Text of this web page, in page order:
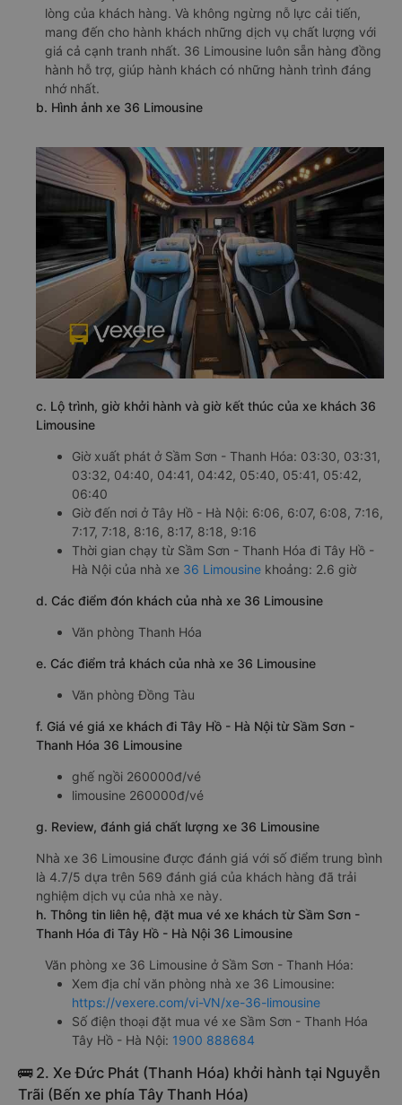
lòng của khách hàng. Và không ngừng nỗ lực cải tiến,
mang đến cho hành khách những dịch vụ chất lượng với
giá cả cạnh tranh nhất. 36 Limousine luôn sẵn hàng đồng
hành hỗ trợ, giúp hành khách có những hành trình đáng
nhớ nhất.
b. Hình ảnh xe 36 Limousine
c. Lộ trình, giờ khởi hành và giờ kết thúc của xe khách 36
Limousine
Giờ xuất phát ở Sầm Sơn - Thanh Hóa: 03:30, 03:31,
03:32, 04:40, 04:41, 04:42, 05:40, 05:41, 05:42,
06:40
Giờ đến nơi ở Tây Hồ - Hà Nội: 6:06, 6:07, 6:08, 7:16,
7:17, 7:18, 8:16, 8:17, 8:18, 9:16
Thời gian chạy từ Sầm Sơn - Thanh Hóa đi Tây Hồ -
Hà Nội của nhà xe 36 Limousine khoảng: 2.6 giờ
d. Các điểm đón khách của nhà xe 36 Limousine
Văn phòng Thanh Hóa
e. Các điểm trả khách của nhà xe 36 Limousine
Văn phòng Đồng Tàu
f. Giá vé giá xe khách đi Tây Hồ - Hà Nội từ Sầm Sơn -
Thanh Hóa 36 Limousine
ghế ngồi 260000đ/vé
limousine 260000đ/vé
g. Review, đánh giá chất lượng xe 36 Limousine
Nhà xe 36 Limousine được đánh giá với số điểm trung bình
là 4.7/5 dựa trên 569 đánh giá của khách hàng đã trải
nghiệm dịch vụ của nhà xe này.
h. Thông tin liên hệ, đặt mua vé xe khách từ Sầm Sơn -
Thanh Hóa đi Tây Hồ - Hà Nội 36 Limousine
Văn phòng xe 36 Limousine ở Sầm Sơn - Thanh Hóa:
Xem địa chỉ văn phòng nhà xe 36 Limousine:
https://vexere.com/vi-VN/xe-36-limousine
Số điện thoại đặt mua vé xe Sầm Sơn - Thanh Hóa
Tây Hồ - Hà Nội: 1900 888684
🚌 2. Xe Đức Phát (Thanh Hóa) khởi hành tại Nguyễn
Trãi (Bến xe phía Tây Thanh Hóa)